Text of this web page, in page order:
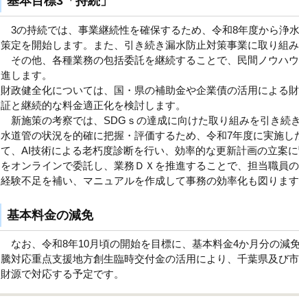
3の持続では、事業継続性を確保するため、令和8年度から浄
策定を開始します。また、引き続き漏水防止対策事業に取り組
その他、各種業務の包括委託を継続することで、民間ノウハ
進します。
財政健全化については、国・県の補助金や企業債の活用による
証と継続的な料金適正化を検討します。
新施策の考察では、SDGｓの達成に向けた取り組みを引き続
水道管の状況を的確に把握・評価するため、令和7年度に実施
て、AI技術による老朽度診断を行い、効率的な更新計画の立案
をオンラインで委託し、業務ＤＸを推進することで、担当職員
経験不足を補い、マニュアルを作成して事務の効率化も図ります
基本料金の減免
なお、令和8年10月頃の開始を目標に、基本料金4か月分の減
騰対応重点支援地方創生臨時交付金の活用により、千葉県及び
財源で対応する予定です。